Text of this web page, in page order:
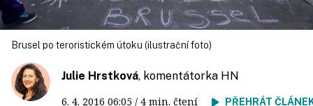
Brusel po teroristickém útoku (ilustrační foto)
Julie Hrstková, komentátorka HN
6. 4. 2016 06:05 / 4 min. čtení PŘEHRÁT